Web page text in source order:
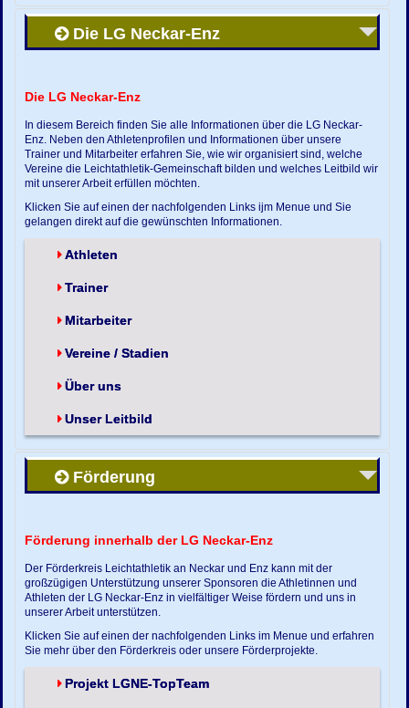
Die LG Neckar-Enz
Die LG Neckar-Enz
In diesem Bereich finden Sie alle Informationen über die LG Neckar-
Enz. Neben den Athletenprofilen und Informationen über unsere
Trainer und Mitarbeiter erfahren Sie, wie wir organisiert sind, welche
Vereine die Leichtathletik-Gemeinschaft bilden und welches Leitbild wir
mit unserer Arbeit erfüllen möchten.
Klicken Sie auf einen der nachfolgenden Links ijm Menue und Sie
gelangen direkt auf die gewünschten Informationen.
Athleten
Trainer
Mitarbeiter
Vereine / Stadien
Über uns
Unser Leitbild
Förderung
Förderung innerhalb der LG Neckar-Enz
Der Förderkreis Leichtathletik an Neckar und Enz kann mit der
großzügigen Unterstützung unserer Sponsoren die Athletinnen und
Athleten der LG Neckar-Enz in vielfältiger Weise fördern und uns in
unserer Arbeit unterstützen.
Klicken Sie auf einen der nachfolgenden Links im Menue und erfahren
Sie mehr über den Förderkreis oder unsere Förderprojekte.
Projekt LGNE-TopTeam